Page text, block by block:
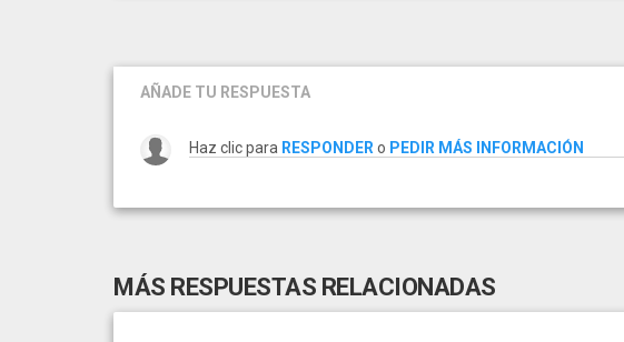
AÑADE TU RESPUESTA
Haz clic para RESPONDER o PEDIR MÁS INFORMACIÓN
MÁS RESPUESTAS RELACIONADAS